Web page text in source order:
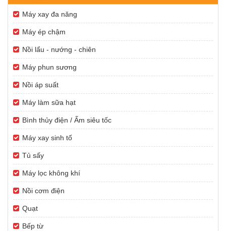
Máy xay đa năng
Máy ép chậm
Nồi lẩu - nướng - chiên
Máy phun sương
Nồi áp suất
Máy làm sữa hạt
Bình thủy điện / Ấm siêu tốc
Máy xay sinh tố
Tủ sấy
Máy lọc không khí
Nồi cơm điện
Quạt
Bếp từ